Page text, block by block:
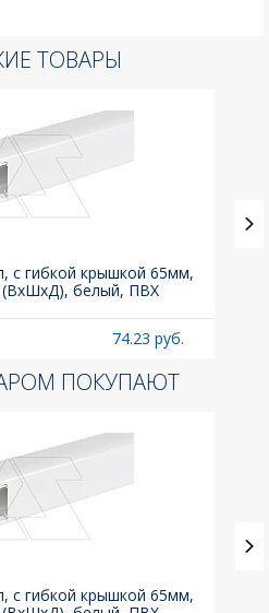
ТОВАРЫ
с гибкой крышкой 65мм,
(ВхШхД), белый, ПВХ
74.23 руб.
ПОКУПАЮТ
с гибкой крышкой 65мм,